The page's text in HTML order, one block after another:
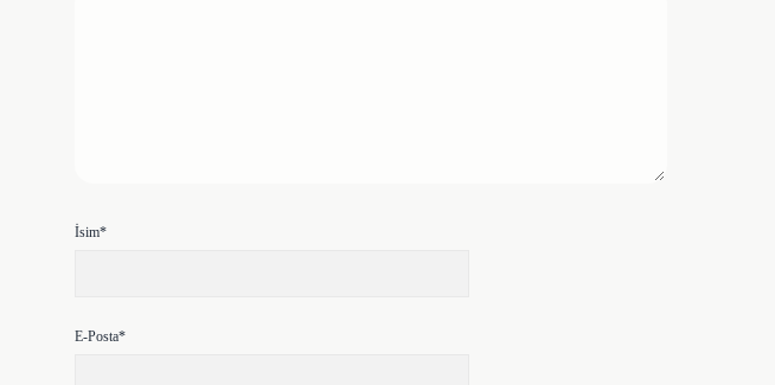
İsim*
E-Posta*